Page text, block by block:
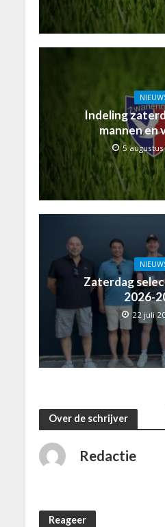
Indeling
mannen en
5
Zaterdag
2026-
22 juli
Over de schrijver
Redactie
Reageer